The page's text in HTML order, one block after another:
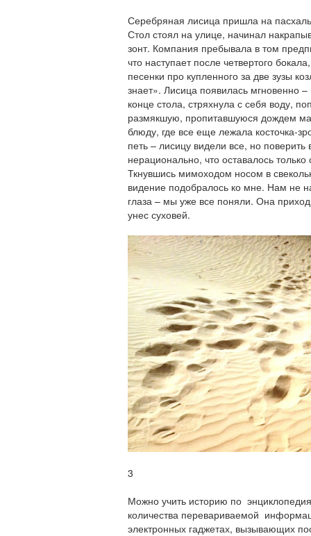
Серебряная лисица пришла на
Стол стоял на улице, начинал
зонт. Компания пребывала в том
что наступает после четвертого
песенки про купленного за две зузы
знает». Лисица появилась мгновенно
конце стола, стряхнула с себя воду,
размякшую, пропитавшуюся дождем
блюду, где все еще лежала косточка-
петь – лисицу видели все, но
нерационально, что оставалось
Ткнувшись мимоходом носом в
видение подобралось ко мне. Нам не
глаза – мы уже все поняли. Она
унес суховей.
3
Можно учить историю по
количества перевариваемой
электронных гаджетах, вызывающих